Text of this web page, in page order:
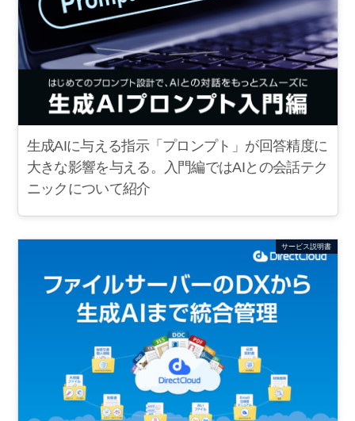
生成AIに与える指示「プロンプト」が回答精度に
大きな影響を与える。入門編ではAIとの会話テク
ニックについて紹介
サービス説明書